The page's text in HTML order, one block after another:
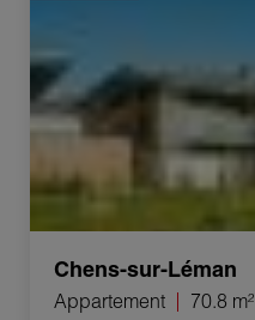
Chens-sur-Léman
Appartement 70.8 m²